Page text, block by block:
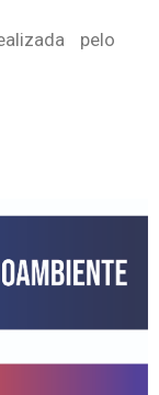
pelo